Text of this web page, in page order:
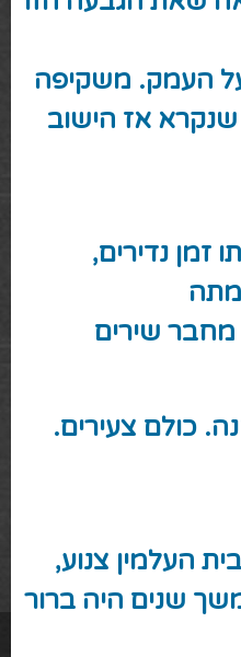
העמק. משקיפה
אז הישוב
זמן נדירים,
מתה
שירים
כולם צעירים.
העלמין צנוע,
שנים היה ברור